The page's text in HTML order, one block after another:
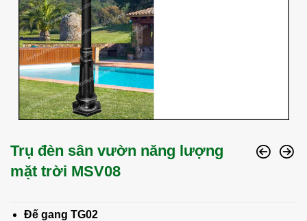
Trụ đèn sân vườn năng lượng
mặt trời MSV08
Đế gang TG02